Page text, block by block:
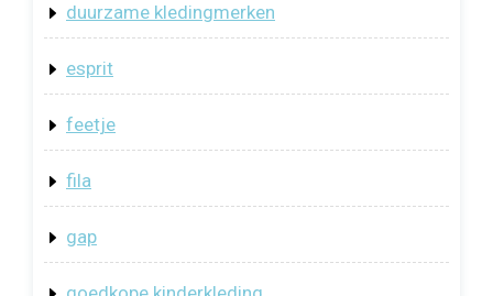
duurzame kledingmerken
esprit
feetje
fila
gap